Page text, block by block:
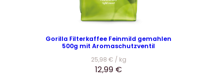
i
s
a
:
:
2
,
Gorilla Filterkaffee Feinmild gemahlen
500g mit Aromaschutzventil
25,98 € / kg
12,99 €